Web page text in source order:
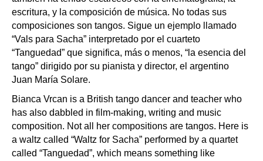
escritura, y la composición de música. No todas sus
composiciones son tangos. Sigue un ejemplo llamado
“Vals para Sacha” interpretado por el cuarteto
“Tanguedad” que significa, más o menos, “la esencia del
tango” dirigido por su pianista y director, el argentino
Juan María Solare.
Bianca Vrcan is a British tango dancer and teacher who
has also dabbled in film-making, writing and music
composition. Not all her compositions are tangos. Here is
a waltz called “Waltz for Sacha” performed by a quartet
called “Tanguedad”, which means something like